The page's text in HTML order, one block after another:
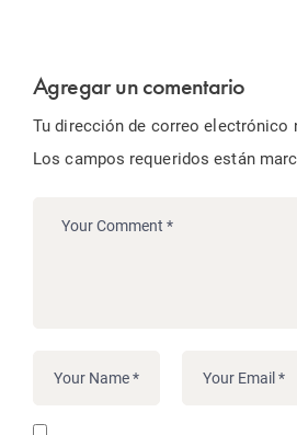
Agregar un comentario
Tu dirección de correo electrónico
Los campos requeridos están